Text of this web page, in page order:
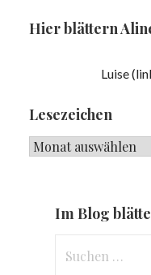
Hier blättern
Luise
Lesezeichen
Lesezeichen
Im Blog
nach: